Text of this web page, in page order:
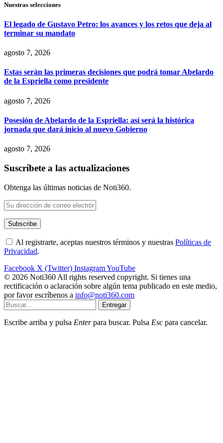
Nuestras selecciones
El legado de Gustavo Petro: los avances y los retos que deja al
terminar su mandato
agosto 7, 2026
Estas serán las primeras decisiones que podrá tomar Abelardo
de la Espriella como presidente
agosto 7, 2026
Posesión de Abelardo de la Espriella: así será la histórica
jornada que dará inicio al nuevo Gobierno
agosto 7, 2026
Suscríbete a las actualizaciones
Obtenga las últimas noticias de Noti360.
Al registrarte, aceptas nuestros términos y nuestras Políticas de
Privacidad.
Facebook X (Twitter) InstagramYouTube
© 2026 Noti360 All rights reserved copyright. Si tienes una
rectificación o aclaración sobre algún tema publicado en este medio,
por favor escríbenos a info@noti360.com
Entregar
Escribe arriba y pulsa Enterpara buscar. Pulsa Esc para cancelar.